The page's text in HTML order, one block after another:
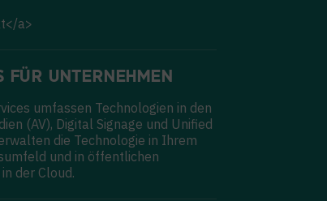
a>
FÜR UNTERNEHMEN
umfassen Technologien in den
(AV), Digital Signage und Unified
die Technologie in Ihrem
und in öffentlichen
der Cloud.